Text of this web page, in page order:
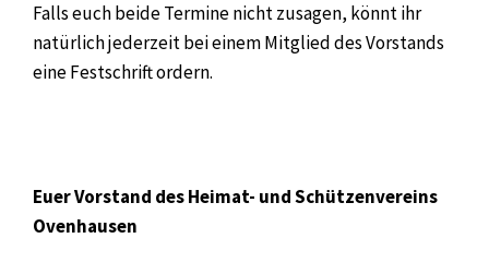
Falls euch beide Termine nicht zusagen, könnt ihr
natürlich jederzeit bei einem Mitglied des Vorstands
eine Festschrift ordern.
Euer Vorstand des Heimat- und Schützenvereins
Ovenhausen